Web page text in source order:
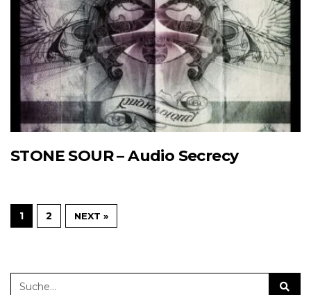
STONE SOUR – Audio Secrecy
1 2 NEXT »